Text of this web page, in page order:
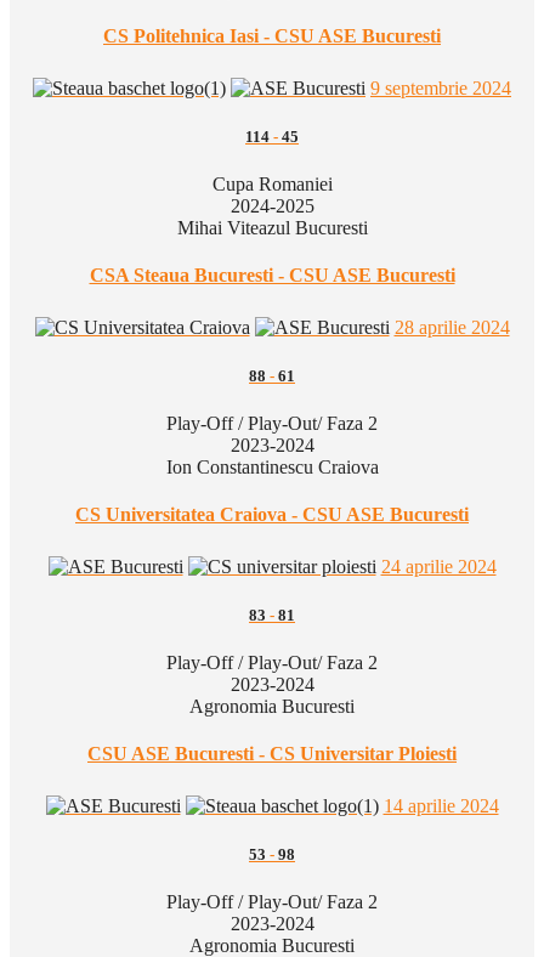
CS Politehnica Iasi - CSU ASE Bucuresti
9 septembrie 2024
114 - 45
Cupa Romaniei
2024-2025
Mihai Viteazul Bucuresti
CSA Steaua Bucuresti - CSU ASE Bucuresti
28 aprilie 2024
88 - 61
Play-Off / Play-Out/ Faza 2
2023-2024
Ion Constantinescu Craiova
CS Universitatea Craiova - CSU ASE Bucuresti
24 aprilie 2024
83 - 81
Play-Off / Play-Out/ Faza 2
2023-2024
Agronomia Bucuresti
CSU ASE Bucuresti - CS Universitar Ploiesti
14 aprilie 2024
53 - 98
Play-Off / Play-Out/ Faza 2
2023-2024
Agronomia Bucuresti